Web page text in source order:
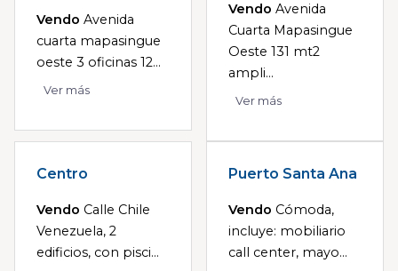
Vendo Avenida
cuarta mapasingue
oeste 3 oficinas 12...
Ver más
Vendo Avenida
Cuarta Mapasingue
Oeste 131 mt2
ampli...
Ver más
Centro
Vendo Calle Chile
Venezuela, 2
edificios, con pisci...
Puerto Santa Ana
Vendo Cómoda,
incluye: mobiliario
call center, mayo...